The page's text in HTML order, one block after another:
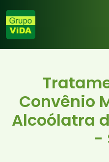
Convênio
Alcoólatra
-